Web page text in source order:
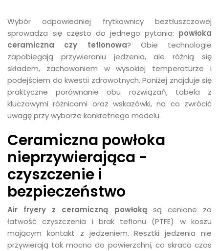
Wybór odpowiedniej frytkownicy beztłuszczowej
sprowadza się często do jednego pytania: powłoka
ceramiczna czy teflonowa? Obie technologie
zapobiegają przywieraniu jedzenia, ale różnią się
składem, zachowaniem w wysokiej temperaturze i
podejściem do kwestii zdrowotnych. Poniżej znajduje się
praktyczne porównanie obu rozwiązań, tabela z
kluczowymi różnicami oraz wskazówki, na co zwrócić
uwagę przy wyborze konkretnego modelu.
Ceramiczna powłoka
nieprzywierająca -
czyszczenie i
bezpieczeństwo
Air fryery z ceramiczną powłoką są cenione za
łatwość czyszczenia i brak teflonu (PTFE) w koszu
mającym kontakt z jedzeniem. Resztki jedzenia nie
przywierają tak mocno do powierzchni, co skraca czas